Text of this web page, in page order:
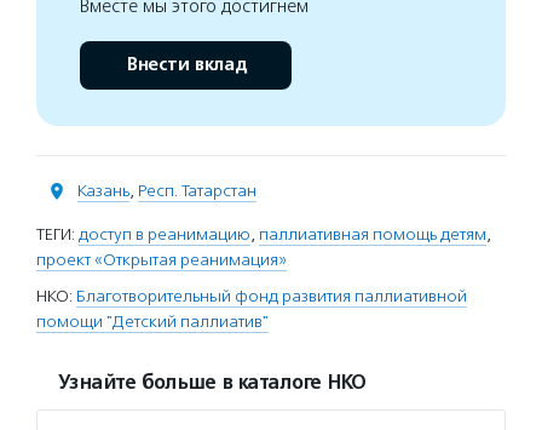
Вместе мы этого достигнем
Внести вклад
Казань, Респ. Татарстан
ТЕГИ: доступ в реанимацию, паллиативная помощь детям,
проект «Открытая реанимация»
НКО: Благотворительный фонд развития паллиативной
помощи "Детский паллиатив"
Узнайте больше в каталоге НКО